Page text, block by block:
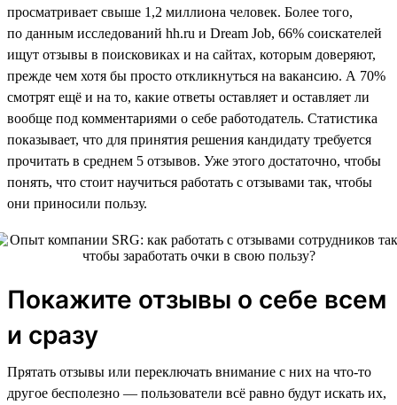
просматривает свыше 1,2 миллиона человек. Более того,
по данным исследований hh.ru и Dream Job, 66% соискателей
ищут отзывы в поисковиках и на сайтах, которым доверяют,
прежде чем хотя бы просто откликнуться на вакансию. А 70%
смотрят ещё и на то, какие ответы оставляет и оставляет ли
вообще под комментариями о себе работодатель. Статистика
показывает, что для принятия решения кандидату требуется
прочитать в среднем 5 отзывов. Уже этого достаточно, чтобы
понять, что стоит научиться работать с отзывами так, чтобы
они приносили пользу.
Покажите отзывы о себе всем
и сразу
Прятать отзывы или переключать внимание с них на что-то
другое бесполезно — пользователи всё равно будут искать их,